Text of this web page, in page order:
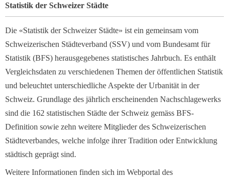
Statistik der Schweizer Städte
Die «Statistik der Schweizer Städte» ist ein gemeinsam vom
Schweizerischen Städteverband (SSV) und vom Bundesamt für
Statistik (BFS) herausgegebenes statistisches Jahrbuch. Es enthält
Vergleichsdaten zu verschiedenen Themen der öffentlichen Statistik
und beleuchtet unterschiedliche Aspekte der Urbanität in der
Schweiz. Grundlage des jährlich erscheinenden Nachschlagewerks
sind die 162 statistischen Städte der Schweiz gemäss BFS-
Definition sowie zehn weitere Mitglieder des Schweizerischen
Städteverbandes, welche infolge ihrer Tradition oder Entwicklung
städtisch geprägt sind.
Weitere Informationen finden sich im Webportal des